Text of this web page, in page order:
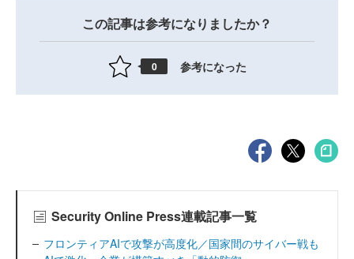
この記事は参考になりましたか？
0 参考になった
Security Online Press連載記事一覧
フロンティアAIで攻撃が高度化／国家間のサイバー戦も